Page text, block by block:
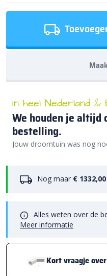
In heel Nederland &
We houden je altijd
bestelling.
Jouw droomtuin was nog
Nog maar € 1332,00
Alles weten over de
Meer informatie
Kort vraagje